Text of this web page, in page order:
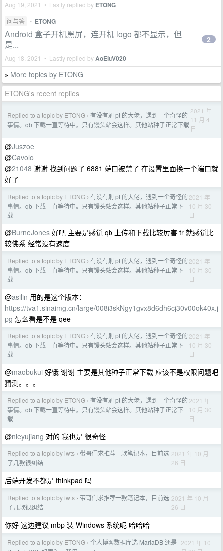
Aug 19, 2021 • Lastly replied by ETONG
问与答 • ETONG
Android 盒子开机黑屏，连开机 logo 都不显示，但
是...
Aug 18, 2021 • Lastly replied byAoEiuV020
2
» More topics by ETONG
ETONG's recent replies
Replied to a topic by ETONG › 有没有刷 pt 的大佬，遇到一个奇怪的
事情。qb 下载一直等待中。只有馒头站会这样。其他站种子正常下载
2021 年
11 月 4
日
@Juszoe
@Cavolo
@21048 谢谢 找到问题了 6881 端口被禁了 在设置里面换一个端口就
好了
Replied to a topic by ETONG › 有没有刷 pt 的大佬，遇到一个奇怪的
事情。qb 下载一直等待中。只有馒头站会这样。其他站种子正常下
载
2021 年
10 月 30
日
@BurneJones 好吧 主要是感觉 qb 上传和下载比较厉害 tr 就感觉比
较佛系 经常没有速度
Replied to a topic by ETONG › 有没有刷 pt 的大佬，遇到一个奇怪的
事情。qb 下载一直等待中。只有馒头站会这样。其他站种子正常下
载
2021 年
10 月 30
日
@asilin 用的是这个版本：
https://tva1.sinaimg.cn/large/008i3skNgy1gvx8d6dh6cj30v00ok40x.j
pg 怎么看是不是 qee
Replied to a topic by ETONG › 有没有刷 pt 的大佬，遇到一个奇怪的
事情。qb 下载一直等待中。只有馒头站会这样。其他站种子正常下
载
2021 年
10 月 30
日
@maobukui 好饿 谢谢 主要是其他种子正常下载 应该不是权限问题吧
猜测。。。
Replied to a topic by ETONG › 有没有刷 pt 的大佬，遇到一个奇怪的
事情。qb 下载一直等待中。只有馒头站会这样。其他站种子正常下
载
2021 年
10 月 30
日
@nieyujiang 对的 我也是 很奇怪
Replied to a topic by iwts › 带哥们求推荐一款笔记本，目前选
了几款很纠结
2021 年 10 月
26 日
后端开发不都是 thinkpad 吗
Replied to a topic by iwts › 带哥们求推荐一款笔记本，目前选
了几款很纠结
2021 年 10 月
26 日
你好 这边建议 mbp 装 Windows 系统呢 哈哈哈
Replied to a topic by ETONG › 个人博客数据库选 MariaDB 还是 2021 年 10